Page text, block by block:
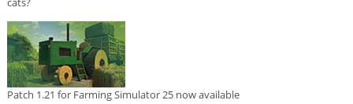
Patch 1.21 for Farming Simulator 25 now available